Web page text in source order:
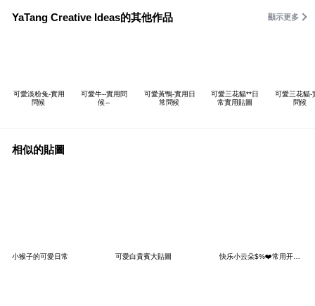
YaTang Creative Ideas的其他作品 顯示更多
可愛淡粉兔-實用
問候
可愛牛--實用問
候--
可愛黃鴨-實用日
常問候
可愛三花貓**日
常實用貼圖
可愛三花貓-
問候
相似的貼圖
小猴子的可愛日常 可愛白貴賓大貼圖 快乐小云朵$%❤️常用开心礼貌篇❤️